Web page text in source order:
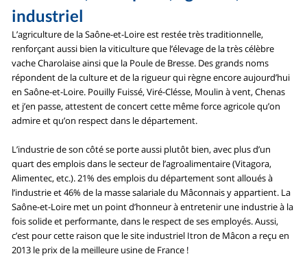
industriel
L’agriculture de la Saône-et-Loire est restée très traditionnelle,
renforçant aussi bien la viticulture que l’élevage de la très célèbre
vache Charolaise ainsi que la Poule de Bresse. Des grands noms
répondent de la culture et de la rigueur qui règne encore aujourd’hui
en Saône-et-Loire. Pouilly Fuissé, Viré-Clésse, Moulin à vent, Chenas
et j’en passe, attestent de concert cette même force agricole qu’on
admire et qu’on respect dans le département.
L’industrie de son côté se porte aussi plutôt bien, avec plus d’un
quart des emplois dans le secteur de l’agroalimentaire (Vitagora,
Alimentec, etc.). 21% des emplois du département sont alloués à
l’industrie et 46% de la masse salariale du Mâconnais y appartient. La
Saône-et-Loire met un point d’honneur à entretenir une industrie à la
fois solide et performante, dans le respect de ses employés. Aussi,
c’est pour cette raison que le site industriel Itron de Mâcon a reçu en
2013 le prix de la meilleure usine de France !